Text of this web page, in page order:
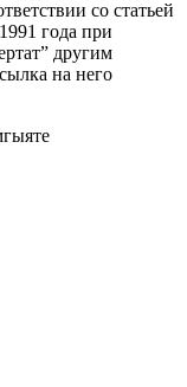
со статьей
года при
другим
на него